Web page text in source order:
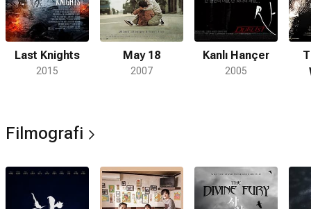
Last Knights
2015
May 18
2007
Kanlı Hançer
2005
Filmografi